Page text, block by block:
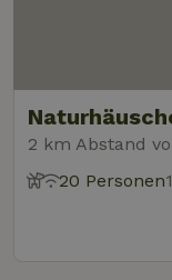
2 km Abstand
20 Personen